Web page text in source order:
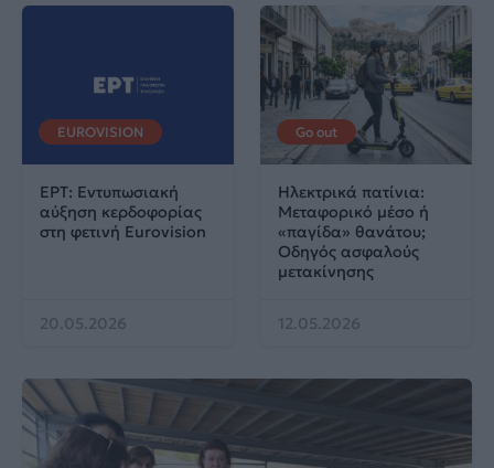
EUROVISION
ΕΡΤ: Εντυπωσιακή
αύξηση κερδοφορίας
στη φετινή Eurovision
20.05.2026
Go out
Ηλεκτρικά πατίνια:
Μεταφορικό μέσο ή
«παγίδα» θανάτου;
Οδηγός ασφαλούς
μετακίνησης
12.05.2026